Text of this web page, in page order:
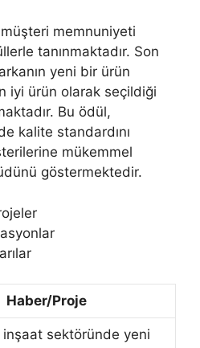
memnuniyeti
tanınmaktadır. Son
yeni bir ürün
iyi ürün olarak seçildiği
Bu ödül,
kalite standardını
mükemmel
göstermektedir.
Haber/Proje
sektöründe yeni